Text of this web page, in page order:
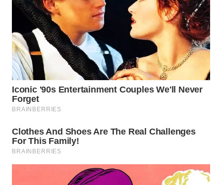
WN
SOLO
WN
BOROBUDUR
WN
MADURA
WN